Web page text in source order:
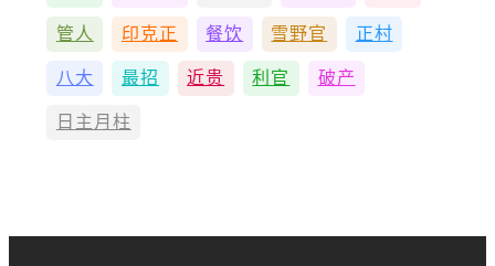
管人 印克正 餐饮 雪野官 正村
八大 最招 近贵 利官 破产
日主月柱